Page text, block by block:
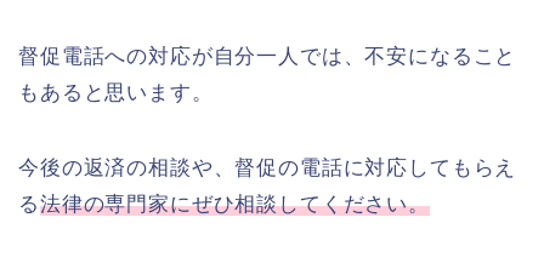
督促電話への対応が自分一人では、不安になること
もあると思います。
今後の返済の相談や、督促の電話に対応してもらえ
る法律の専門家にぜひ相談してください。